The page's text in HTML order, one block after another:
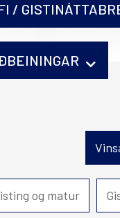
/
og matur